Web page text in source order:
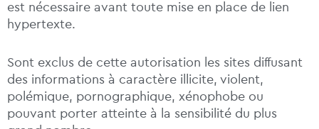
est nécessaire avant toute mise en place de lien
hypertexte.
Sont exclus de cette autorisation les sites diffusant
des informations à caractère illicite, violent,
polémique, pornographique, xénophobe ou
pouvant porter atteinte à la sensibilité du plus